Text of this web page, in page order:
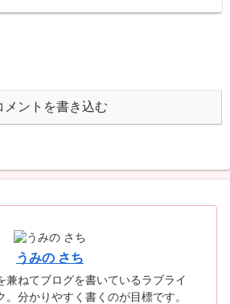
メントを書き込む
うみの さち
兼ねてブログを書いているラブライ
。分かりやすく書くのが目標です。